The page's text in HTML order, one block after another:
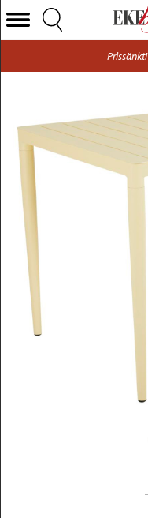
Bigby utebord aluminium
Välj Kategori
Bord
Stolar
Sängar
Förvaring
Inredning
Mattor
Belysning
Utemöbler
Prissänkt!